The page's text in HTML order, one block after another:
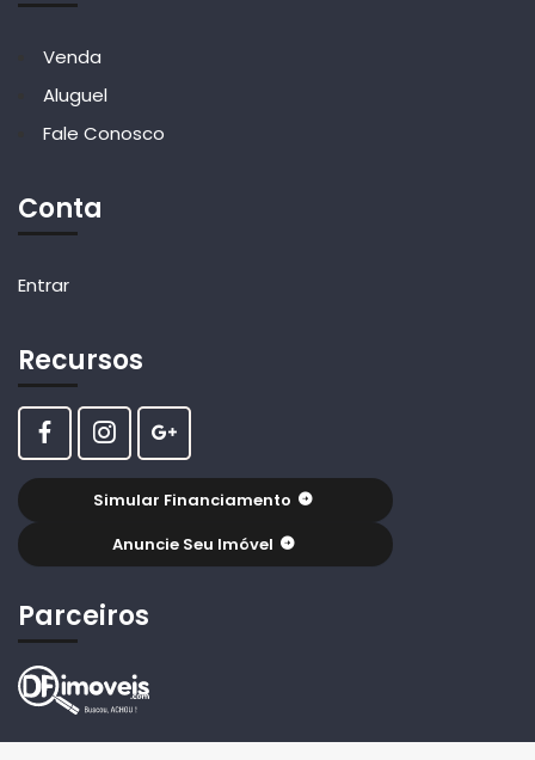
Venda
Aluguel
Fale Conosco
Conta
Entrar
Recursos
Simular Financiamento
Anuncie Seu Imóvel
Parceiros